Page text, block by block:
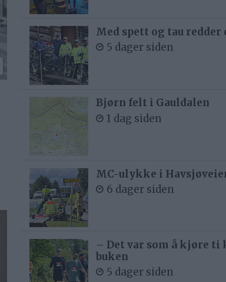
Med spett og tau redder
5 dager siden
Bjørn felt i Gauldalen
1 dag siden
MC-ulykke i
6 dager siden
– Det var som å kjøre
buken
5 dager siden